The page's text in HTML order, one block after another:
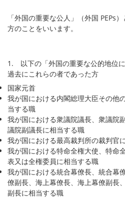
セキュリティ
「外国の重要な公人」（外国 PEPs
方のことをいいます。
1. 以下の「外国の重要な公的地位
過去にこれらの者であった方
国家元首
我が国における内閣総理大臣その他
当する職
我が国における衆議院議長、衆議院
議院副議長に相当する職
我が国における最高裁判所の裁判官
我が国における特命全権大使、特命
表又は全権委員に相当する職
我が国における統合幕僚長、統合幕
僚副長、海上幕僚長、海上幕僚副長
副長に相当する職